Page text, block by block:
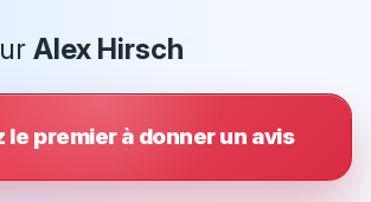
Alex Hirsch
le premier à donner un avis